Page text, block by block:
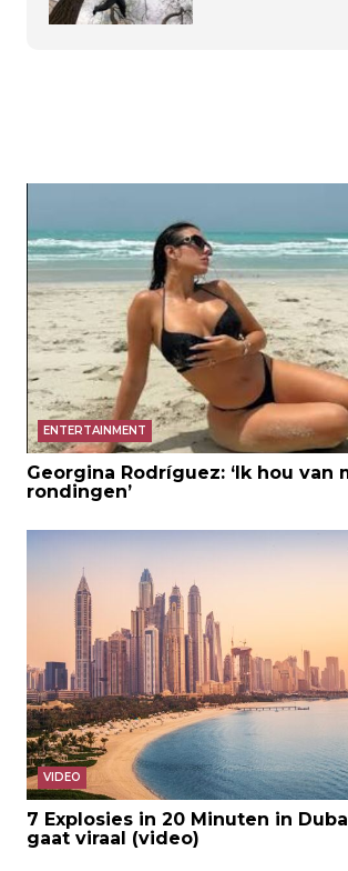
ENTERTAINMENT
Georgina Rodríguez: ‘Ik hou van
rondingen’
VIDEO
7 Explosies in 20 Minuten in
gaat viraal (video)